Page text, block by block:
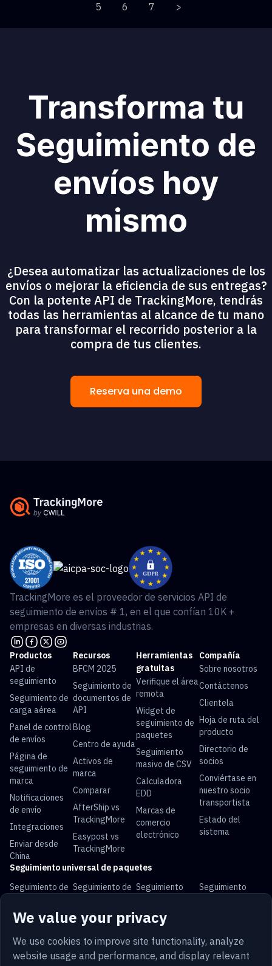
5
6 7 >
Transforma tu
Seguimiento de
envíos hoy
mismo
¿Desea automatizar las actualizaciones de los
envíos o mejorar la eficiencia de sus entregas?
Con la potente API de TrackingMore, tendrás
todas las herramientas al alcance de tu mano
para transformar el recorrido posterior a la
compra de tus clientes.
Reserva una demo
We value your privacy
We use cookies to improve site functionality, analyze
website usage and performance, and display relevant
TrackingMore es el proveedor de servicios API de
seguimiento de envíos # 1, en el que confían 10K +
empresas en diversas industrias.
Productos
API de
seguimiento
Seguimiento de
carga aérea
Panel de control
de envíos
Página de
seguimiento de
marca
Notificaciones
de envío
Integraciones
Enviar desde
China
Recursos
BFCM 2025
Seguimiento de
documentos de
API
Blog
Centro de ayuda
Activos de
marca
Comparar
AfterShip vs
TrackingMore
Easypost vs
TrackingMore
Herramientas
gratuitas
Verifique el área
remota
Widget de
seguimiento de
paquetes
Seguimiento
masivo de CSV
Calculadora
EDD
Marcas de
comercio
electrónico
Compañía
Sobre nosotros
Contáctenos
Clientela
Hoja de ruta del
producto
Directorio de
socios
Conviértase en
nuestro socio
transportista
Estado del
sistema
Seguimiento universal de paquetes
Seguimiento de Seguimiento de Seguimiento
Seguimiento
Seguimiento de Seguimiento de Seguimiento de